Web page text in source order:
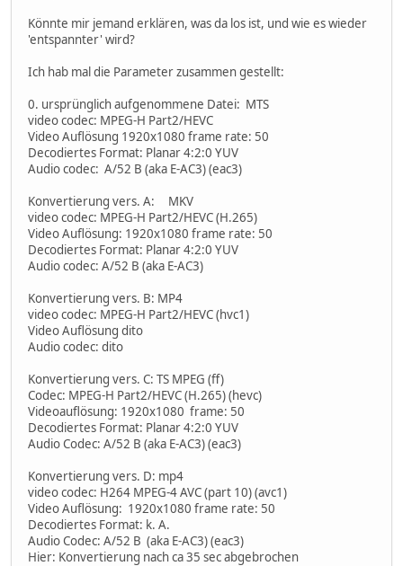
Könnte mir jemand erklären, was da los ist, und wie es wieder
'entspannter' wird?
Ich hab mal die Parameter zusammen gestellt:
0. ursprünglich aufgenommene Datei: MTS
video codec: MPEG-H Part2/HEVC
Video Auflösung 1920x1080 frame rate: 50
Decodiertes Format: Planar 4:2:0 YUV
Audio codec: A/52 B (aka E-AC3) (eac3)
Konvertierung vers. A: MKV
video codec: MPEG-H Part2/HEVC (H.265)
Video Auflösung: 1920x1080 frame rate: 50
Decodiertes Format: Planar 4:2:0 YUV
Audio codec: A/52 B (aka E-AC3)
Konvertierung vers. B: MP4
video codec: MPEG-H Part2/HEVC (hvc1)
Video Auflösung dito
Audio codec: dito
Konvertierung vers. C: TS MPEG (ff)
Codec: MPEG-H Part2/HEVC (H.265) (hevc)
Videoauflösung: 1920x1080 frame: 50
Decodiertes Format: Planar 4:2:0 YUV
Audio Codec: A/52 B (aka E-AC3) (eac3)
Konvertierung vers. D: mp4
video codec: H264 MPEG-4 AVC (part 10) (avc1)
Video Auflösung: 1920x1080 frame rate: 50
Decodiertes Format: k. A.
Audio Codec: A/52 B (aka E-AC3) (eac3)
Hier: Konvertierung nach ca 35 sec abgebrochen